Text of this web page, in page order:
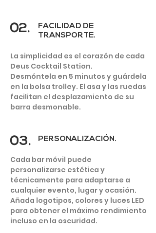
02.
FACILIDAD DE
TRANSPORTE.
La simplicidad es el corazón de cada
Deus Cocktail Station.
Desmóntela en 5 minutos y guárdela
en la bolsa trolley. El asa y las ruedas
facilitan el desplazamiento de su
barra desmonable.
03. PERSONALIZACIÓN.
Cada bar móvil puede
personalizarse estética y
técnicamente para adaptarse a
cualquier evento, lugar y ocasión.
Añada logotipos, colores y luces LED
para obtener el máximo rendimiento
incluso en la oscuridad.